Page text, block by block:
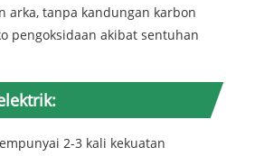
arka, tanpa kandungan karbon
pengoksidaan akibat sentuhan
2-3 kali kekuatan